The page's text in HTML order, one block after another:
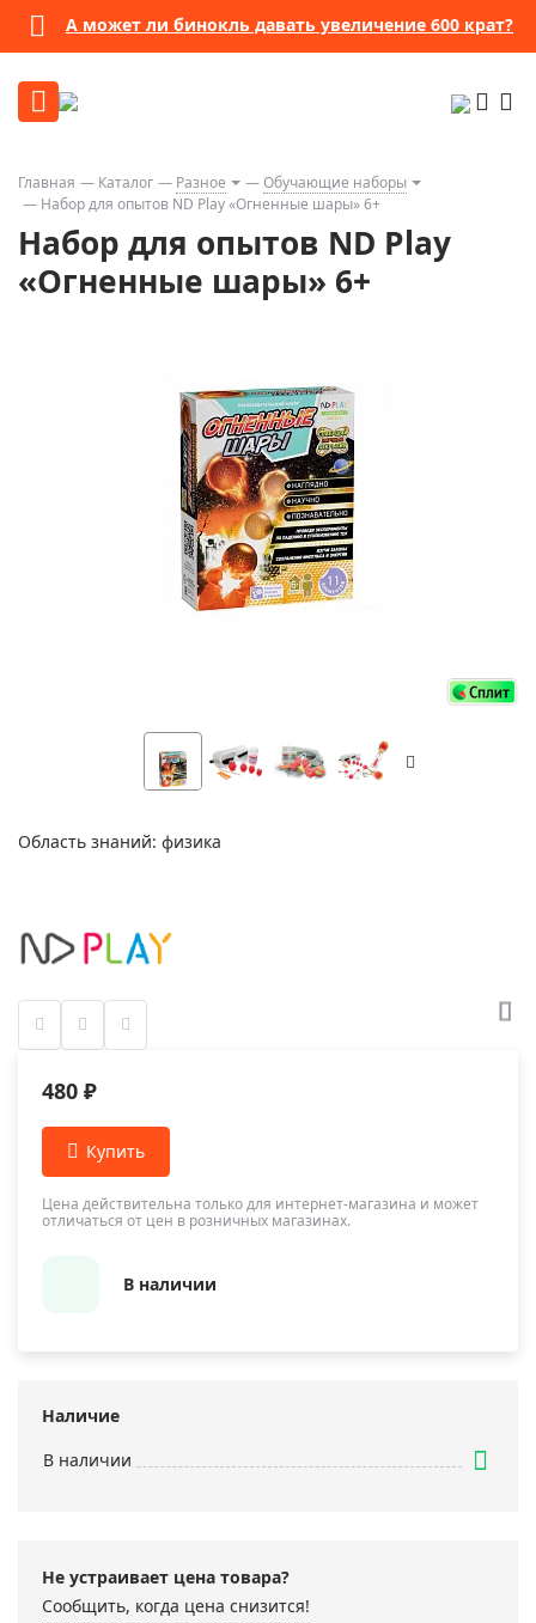
А может ли бинокль давать увеличение 600 крат?
Главная Каталог Разное
Обучающие наборы
Набор для опытов ND Play «Огненные шары» 6+
Набор для опытов ND Play
«Огненные шары» 6+
Область знаний: физика
480 ₽
Цена действительна только для интернет-магазина и может
отличаться от цен в розничных магазинах.
В наличии
Наличие
В наличии
Не устраивает цена товара?
Сообщить, когда цена снизится!